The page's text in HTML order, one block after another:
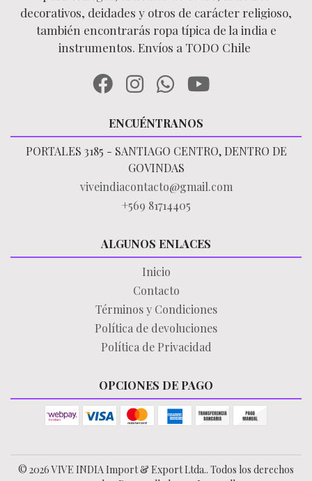
decorativos, deidades y otros de carácter religioso,
también encontrarás ropa típica de la india e
instrumentos. Envíos a TODO Chile
ENCUÉNTRANOS
PORTALES 3185 - SANTIAGO CENTRO, DENTRO DE
GOVINDAS
viveindiacontacto@gmail.com
+569 81714405
ALGUNOS ENLACES
Inicio
Contacto
Términos y Condiciones
Política de devoluciones
Política de Privacidad
OPCIONES DE PAGO
© 2026 VIVE INDIA Import & Export Ltda.. Todos los derechos